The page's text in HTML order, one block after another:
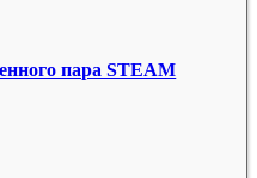
пара STEAM